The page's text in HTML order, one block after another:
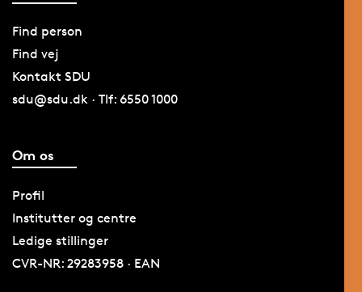
Find person
Find vej
Kontakt SDU
sdu@sdu.dk · Tlf: 6550 1000
Om os
Profil
Institutter og centre
Ledige stillinger
CVR-NR: 29283958 · EAN